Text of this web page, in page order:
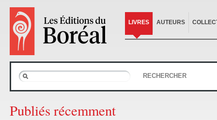
LIVRES AUTEURS
RECHERCHER
Publiés récemment